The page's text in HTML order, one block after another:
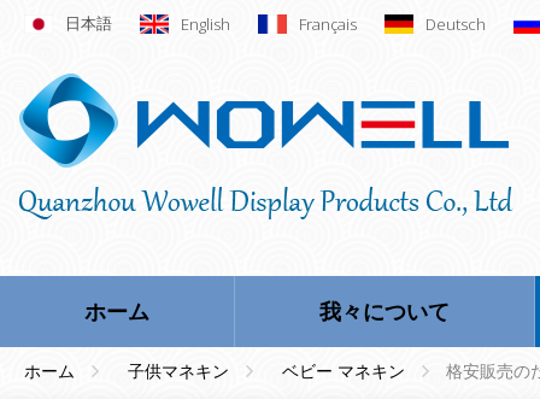
日本語 English Français Deutsch
ホーム 我々について
ホーム 子供マネキン ベビー マネキン 格安販売の